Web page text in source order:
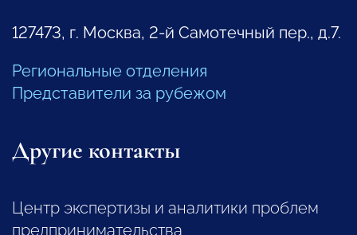
127473, г. Москва, 2-й Самотечный пер., д.7.
Региональные отделения
Представители за рубежом
Другие контакты
Центр экспертизы и аналитики проблем
предпринимательства